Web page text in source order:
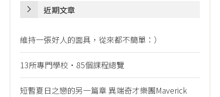
近期文章
維持一張好人的面具，從來都不簡單：）
13所專門學校・85個課程總覽
短暫夏日之戀的另一篇章 異端奇才樂團Maverick